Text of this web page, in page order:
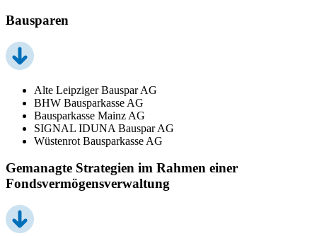
Bausparen
Alte Leipziger Bauspar AG
BHW Bausparkasse AG
Bausparkasse Mainz AG
SIGNAL IDUNA Bauspar AG
Wüstenrot Bausparkasse AG
Gemanagte Strategien im Rahmen einer
Fondsvermögensverwaltung